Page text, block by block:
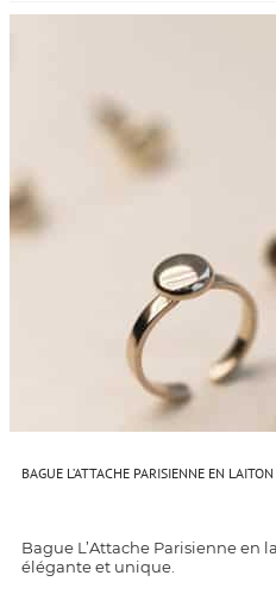
BAGUE L’ATTACHE PARISIENNE EN
Bague L’Attache Parisienne en
élégante et unique.